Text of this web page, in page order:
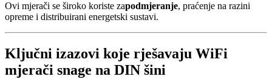
Ovi mjerači se široko koriste zapodmjeranje, praćenje na razini
opreme i distribuirani energetski sustavi.
Ključni izazovi koje rješavaju WiFi
mjerači snage na DIN šini